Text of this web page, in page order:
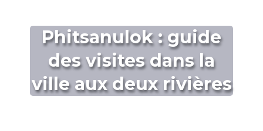
Phitsanulok : guide
des visites dans la
ville aux deux rivières